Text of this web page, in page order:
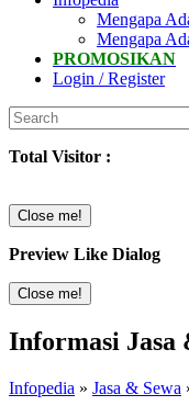
Mengapa
Mengapa
PROMOSIKAN
Login / Register
Total Visitor :
Close me!
Preview Like Dialog
Close me!
Informasi Jasa
Infopedia » Jasa & Sewa